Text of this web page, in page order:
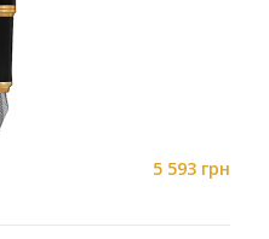
5 593 грн